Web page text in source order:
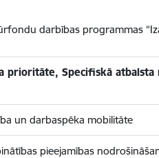
darbības programmas
prioritāte, Specifiskā
un darbaspēka mobilitāte
pieejamības